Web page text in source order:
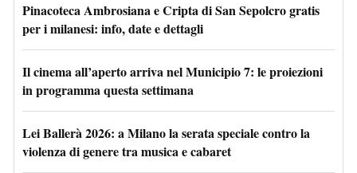
Pinacoteca Ambrosiana e Cripta di San Sepolcro gratis
per i milanesi: info, date e dettagli
Il cinema all’aperto arriva nel Municipio 7: le proiezioni
in programma questa settimana
Lei Ballerà 2026: a Milano la serata speciale contro la
violenza di genere tra musica e cabaret